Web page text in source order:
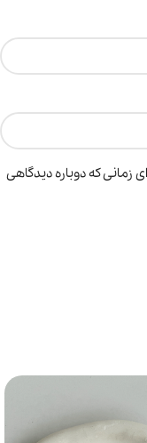
زمانی که دوباره دیدگاهی